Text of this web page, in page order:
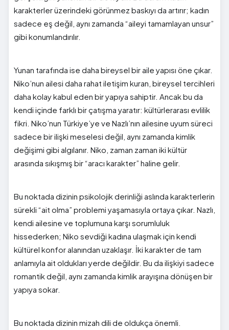
karakterler üzerindeki görünmez baskıyı da artırır; kadın
sadece eş değil, aynı zamanda “aileyi tamamlayan unsur”
gibi konumlandırılır.
Yunan tarafında ise daha bireysel bir aile yapısı öne çıkar.
Niko’nun ailesi daha rahat iletişim kuran, bireysel tercihleri
daha kolay kabul eden bir yapıya sahiptir. Ancak bu da
kendi içinde farklı bir çatışma yaratır: kültürlerarası evlilik
fikri. Niko’nun Türkiye’ye ve Nazlı’nın ailesine uyum süreci
sadece bir ilişki meselesi değil, aynı zamanda kimlik
değişimi gibi algılanır. Niko, zaman zaman iki kültür
arasında sıkışmış bir “aracı karakter” haline gelir.
Bu noktada dizinin psikolojik derinliği aslında karakterlerin
sürekli “ait olma” problemi yaşamasıyla ortaya çıkar. Nazlı,
kendi ailesine ve toplumuna karşı sorumluluk
hissederken; Niko sevdiği kadına ulaşmak için kendi
kültürel konfor alanından uzaklaşır. İki karakter de tam
anlamıyla ait oldukları yerde değildir. Bu da ilişkiyi sadece
romantik değil, aynı zamanda kimlik arayışına dönüşen bir
yapıya sokar.
Bu noktada dizinin mizah dili de oldukça önemli.